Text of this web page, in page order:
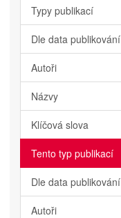
Typy publikací
Dle data publikování
Autoři
Názvy
Klíčová slova
Tento typ publikací
Dle data publikování
Autoři